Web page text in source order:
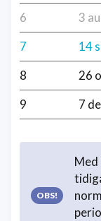
6
3
7
14
8
26
9
7
Med